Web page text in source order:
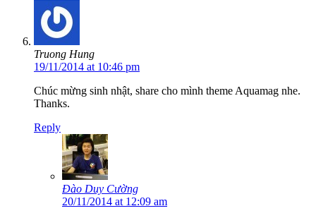
Truong Hung
19/11/2014 at 10:46 pm
Chúc mừng sinh nhật, share cho mình theme Aquamag nhe.
Thanks.
Reply
Đào Duy Cường
20/11/2014 at 12:09 am